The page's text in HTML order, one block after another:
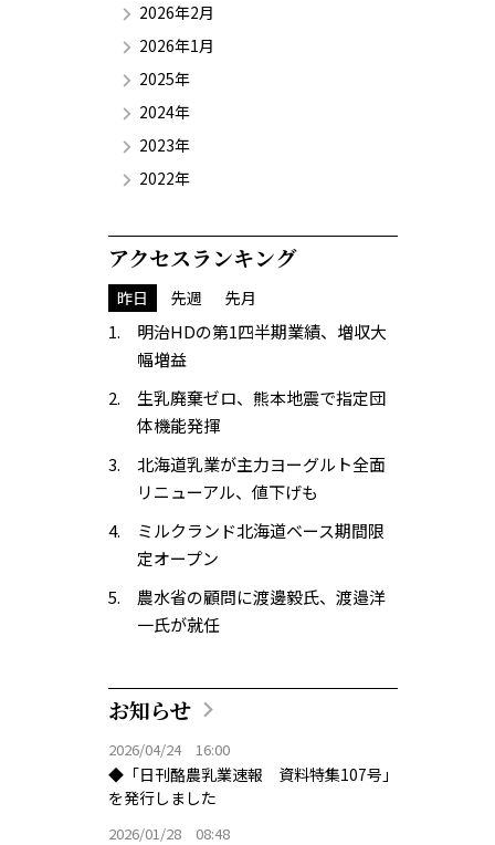
2026年2月
2026年1月
2025年
2024年
2023年
2022年
アクセスランキング
昨日 先週 先月
明治HDの第1四半期業績、増収大
幅増益
生乳廃棄ゼロ、熊本地震で指定団
体機能発揮
北海道乳業が主力ヨーグルト全面
リニューアル、値下げも
ミルクランド北海道ベース期間限
定オープン
農水省の顧問に渡邊毅氏、渡邉洋
一氏が就任
お知らせ
2026/04/24 16:00
◆「日刊酪農乳業速報 資料特集107号」
を発行しました
2026/01/28 08:48